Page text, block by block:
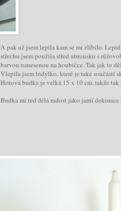
A pak už jsem lepila kam se mi zlíbilo.
střechu jsem použila střed ubrousku s
barvou nanesenou na houbičce. Tak jak to
Vlepila jsem bidýlko, které je také součástí
Hotová budka je velká 15 x 10 cm, takže
Budka mi teď dělá radost jako jarní dekorace